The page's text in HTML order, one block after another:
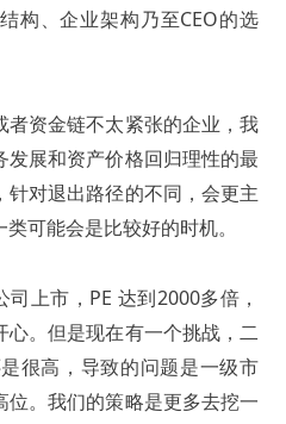
构、企业架构乃至CEO的选
者资金链不太紧张的企业，我
展和资产价格回归理性的最
对退出路径的不同，会更主
可能会是比较好的时机。
上市，PE 达到2000多倍，
。但是现在有一个挑战，二
很高，导致的问题是一级市
。我们的策略是更多去挖一